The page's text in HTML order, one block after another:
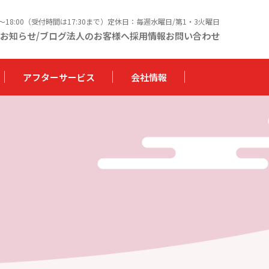
18:00（受付時間は17:30まで）定休日：毎週水曜日/第1・3火曜日
お知らせ/ブログ法人のお客様へ採用情報お問い合わせ
アフターサービス 会社情報